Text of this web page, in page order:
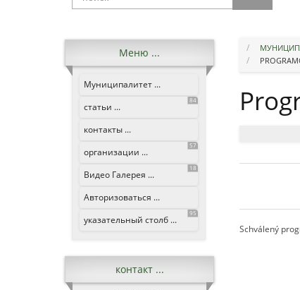
Меню ...
Муниципалитет ...
статьи ...
84
контакты ...
организации ...
57
Видео Галерея ...
18
Авторизоваться ...
указательный столб ...
95
контакт ...
Schválený